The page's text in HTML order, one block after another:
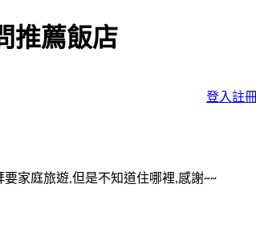
推薦飯店
登入註
要家庭旅遊,但是不知道住哪裡,感謝~~